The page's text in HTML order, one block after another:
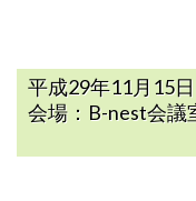
平成29年11月15
会場：B-nest会議